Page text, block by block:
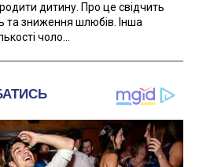
дитину. Про це свідчить
та зниження шлюбів. Інша
чоло...